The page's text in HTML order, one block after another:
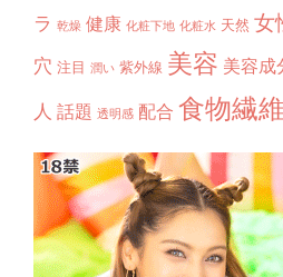
ラ 乾燥 健康 化粧下地 化粧水 天然 女
穴 注目 潤い 紫外線 美容 美容成
人 話題 透明感 配合 食物繊維